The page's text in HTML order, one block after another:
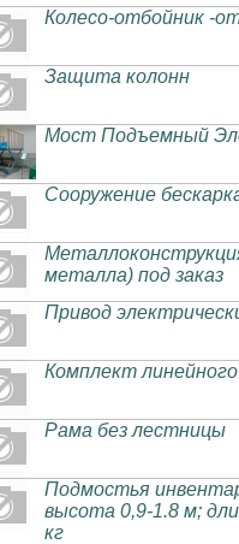
Колесо-отбойник -
Защита колонн
Мост Подъемный
Сооружение
металла) под заказ
Привод
Комплект
Рама без лестницы
Подмостья
высота 0,9-1.8 м;
кг